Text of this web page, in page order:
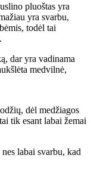
pluoštas yra
yra svarbu,
todėl tai
dar yra vadinama
medvilnė,
dėl medžiagos
tik esant labai žemai
nes labai svarbu, kad